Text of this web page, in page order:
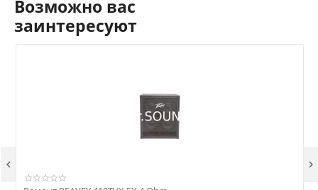
Возможно вас
заинтересуют
 